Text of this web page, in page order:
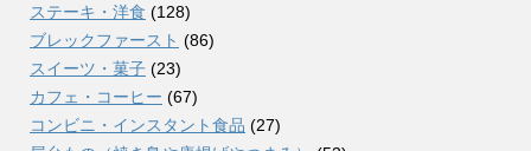
ステーキ・洋食 (128)
ブレックファースト (86)
スイーツ・菓子 (23)
カフェ・コーヒー (67)
コンビニ・インスタント食品 (27)